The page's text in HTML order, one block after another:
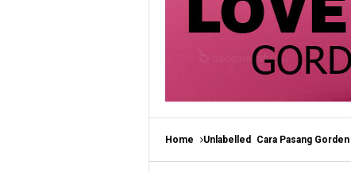
Home Unlabelled Cara Pasang